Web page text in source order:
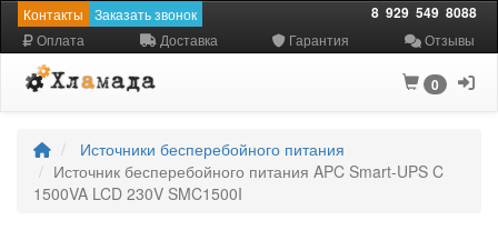
Контакты Заказать звонок 8 929 549 8088
Оплата Доставка Гарантия Отзывы
0
Источники бесперебойного питания
Источник бесперебойного питания APC Smart-UPS C
1500VA LCD 230V SMC1500I